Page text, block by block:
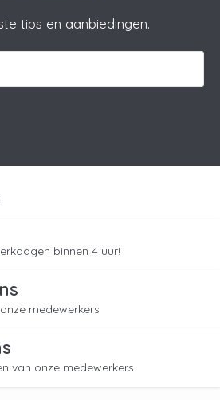
tips en aanbiedingen.
binnen 4 uur!
medewerkers
van onze medewerkers.